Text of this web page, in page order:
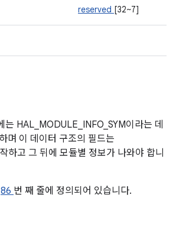
reserved [32~7]
는 HAL_MODULE_INFO_SYM이라는 데
며 이 데이터 구조의 필드는
하고 그 뒤에 모듈별 정보가 나와야 합니
86 번 째 줄에 정의되어 있습니다.